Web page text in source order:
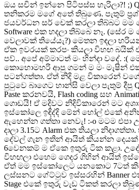
ඔය සචින් ඉන්නෙ පිටිපස්ස හැරිලා?! ;)
තනිකරම මගේ අතේ තිබුණෙ. පැතුම්
ජයවර්ධන සර් චෙක් කරලා තිබ්බට
Software එක හදලා තිබ්බෙ නෑ. (සේර
වෙලාවක් තියේයැ?) මෙතන ඉඳලා
ඒක ඉවරයක් කරපං කියලා විහඟ බයික්
පව්.. අපේ අම්මාටත් මං හින්දා වදේ. :(
කොහොමහරි ආපු ගමන් ම මං මැෂින් එක
පටන්ගත්තා. ඒත් නිදි මළ විකාරෙන් වගේ!
පුටුවෙ බාගෙට හාන්සි වෙලා පැතුම් දීපු
Paste කරනවයි, Flash coding සහ
ගොඩයි! ඒ මදිවට නිදිවිකාරෙන් මට
ඉස්කෝලෙ ඉඳිද්දි මේන් හෝල් එකේ
ඇහෙන්න ගත්තා නෙවැ! :-o මටම එපා
දාලා 3.15ට Alarm එක තියලා
දේවල් ගැන ඉතින් ආයිත් කියන්න දෙයක්
6වෙනකම් ම ඒකෙ ඉතුරු ටික කළා.
විහඟලා එහෙම ගෙදර ගිහින් ආයිත්
ඒත් මම ඉස්කෝලෙට යනකොට 7ටත්
ලස්සනට ගේට්ටුව ඉස්සරහින් Banner
Stage එකේ ඉතුරු වැඩ ටිකත් කරලා